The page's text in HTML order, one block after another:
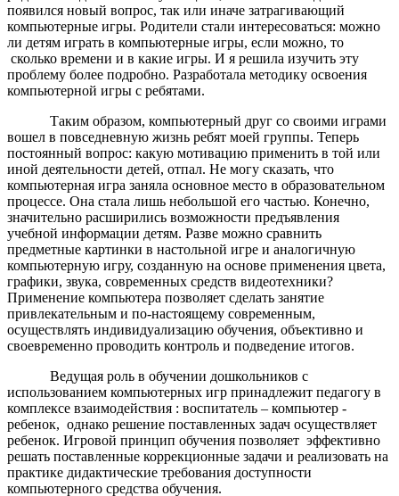
появился новый вопрос, так или иначе затрагивающий
компьютерные игры. Родители стали интересоваться: можно
ли детям играть в компьютерные игры, если можно, то
сколько времени и в какие игры. И я решила изучить эту
проблему более подробно. Разработала методику освоения
компьютерной игры с ребятами.
Таким образом, компьютерный друг со своими играми
вошел в повседневную жизнь ребят моей группы. Теперь
постоянный вопрос: какую мотивацию применить в той или
иной деятельности детей, отпал. Не могу сказать, что
компьютерная игра заняла основное место в образовательном
процессе. Она стала лишь небольшой его частью. Конечно,
значительно расширились возможности предъявления
учебной информации детям. Разве можно сравнить
предметные картинки в настольной игре и аналогичную
компьютерную игру, созданную на основе применения цвета,
графики, звука, современных средств видеотехники?
Применение компьютера позволяет сделать занятие
привлекательным и по-настоящему современным,
осуществлять индивидуализацию обучения, объективно и
своевременно проводить контроль и подведение итогов.
Ведущая роль в обучении дошкольников с
использованием компьютерных игр принадлежит педагогу в
комплексе взаимодействия : воспитатель – компьютер -
ребенок, однако решение поставленных задач осуществляет
ребенок. Игровой принцип обучения позволяет эффективно
решать поставленные коррекционные задачи и реализовать на
практике дидактические требования доступности
компьютерного средства обучения.